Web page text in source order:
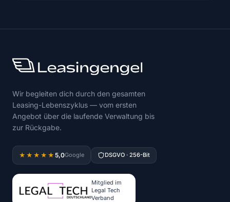
Wir begleiten dich durch den gesamten
Leasing-Lebenszyklus — vom ersten
Angebot über die laufende Verwaltung bis
zur Rückgabe.
★★★★★ 5,0Google DSGVO · 256-Bit
Mitglied im
Legal Tech
Verband